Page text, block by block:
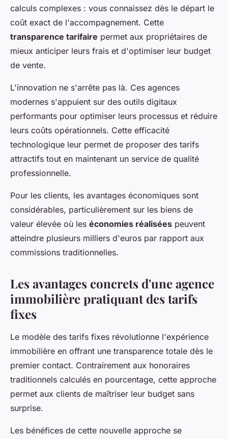
calculs complexes : vous connaissez dès le départ le
coût exact de l'accompagnement. Cette
transparence tarifaire permet aux propriétaires de
mieux anticiper leurs frais et d'optimiser leur budget
de vente.
L'innovation ne s'arrête pas là. Ces agences
modernes s'appuient sur des outils digitaux
performants pour optimiser leurs processus et réduire
leurs coûts opérationnels. Cette efficacité
technologique leur permet de proposer des tarifs
attractifs tout en maintenant un service de qualité
professionnelle.
Pour les clients, les avantages économiques sont
considérables, particulièrement sur les biens de
valeur élevée où les économies réalisées peuvent
atteindre plusieurs milliers d'euros par rapport aux
commissions traditionnelles.
Les avantages concrets d'une agence
immobilière pratiquant des tarifs
fixes
Le modèle des tarifs fixes révolutionne l'expérience
immobilière en offrant une transparence totale dès le
premier contact. Contrairement aux honoraires
traditionnels calculés en pourcentage, cette approche
permet aux clients de maîtriser leur budget sans
surprise.
Les bénéfices de cette nouvelle approche se